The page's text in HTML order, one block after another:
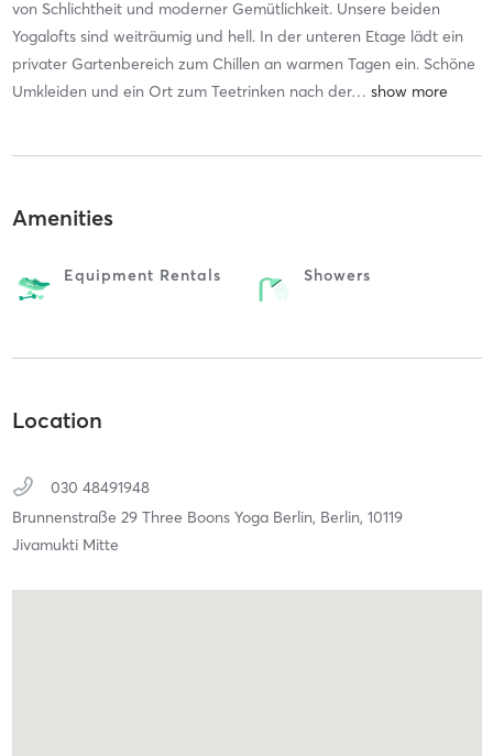
von Schlichtheit und moderner Gemütlichkeit. Unsere beiden
Yogalofts sind weiträumig und hell. In der unteren Etage lädt ein
privater Gartenbereich zum Chillen an warmen Tagen ein. Schöne
Umkleiden und ein Ort zum Teetrinken nach der…
Amenities
Equipment Rentals Showers
Location
030 48491948
Brunnenstraße 29 Three Boons Yoga Berlin, Berlin, 10119
Jivamukti Mitte